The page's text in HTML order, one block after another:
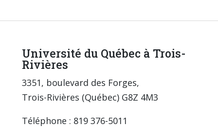
Université du Québec à Trois-
Rivières
3351, boulevard des Forges,
Trois-Rivières (Québec) G8Z 4M3
Téléphone : 819 376-5011